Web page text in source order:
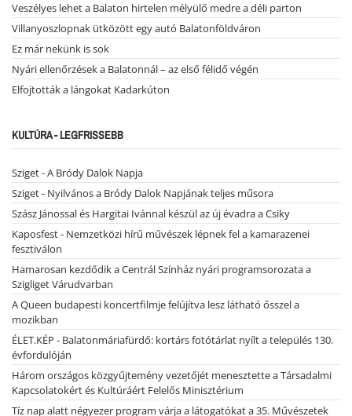
Veszélyes lehet a Balaton hirtelen mélyülő medre a déli parton
Villanyoszlopnak ütközött egy autó Balatonföldváron
Ez már nekünk is sok
Nyári ellenőrzések a Balatonnál – az első félidő végén
Elfojtották a lángokat Kadarkúton
KULTÚRA - LEGFRISSEBB
Sziget - A Bródy Dalok Napja
Sziget - Nyilvános a Bródy Dalok Napjának teljes műsora
Szász Jánossal és Hargitai Ivánnal készül az új évadra a Csiky
Kaposfest - Nemzetközi hírű művészek lépnek fel a kamarazenei
fesztiválon
Hamarosan kezdődik a Centrál Színház nyári programsorozata a
Szigliget Várudvarban
A Queen budapesti koncertfilmje felújítva lesz látható ősszel a
mozikban
ÉLET.KÉP - Balatonmáriafürdő: kortárs fotótárlat nyílt a település 130.
évfordulóján
Három országos közgyűjtemény vezetőjét menesztette a Társadalmi
Kapcsolatokért és Kultúráért Felelős Minisztérium
Tíz nap alatt négyezer program várja a látogatókat a 35. Művészetek